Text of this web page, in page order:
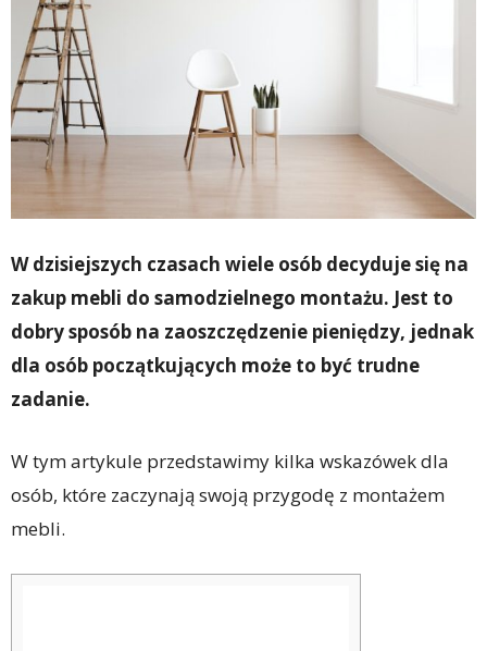
W dzisiejszych czasach wiele osób decyduje się na
zakup mebli do samodzielnego montażu. Jest to
dobry sposób na zaoszczędzenie pieniędzy, jednak
dla osób początkujących może to być trudne
zadanie.
W tym artykule przedstawimy kilka wskazówek dla
osób, które zaczynają swoją przygodę z montażem
mebli.